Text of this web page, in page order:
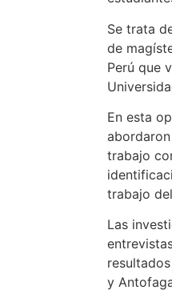
Se trata
de
Perú que
En esta
trabajo
trabajo
Las
y